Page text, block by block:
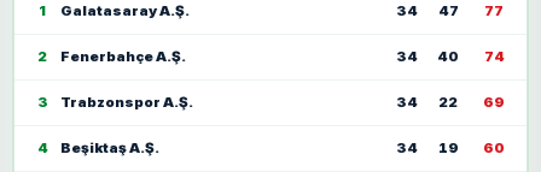
1 Galatasaray A.Ş. 34 47 77
2 Fenerbahçe A.Ş. 34 40 74
3 Trabzonspor A.Ş. 34 22 69
4 Beşiktaş A.Ş. 34 19 60